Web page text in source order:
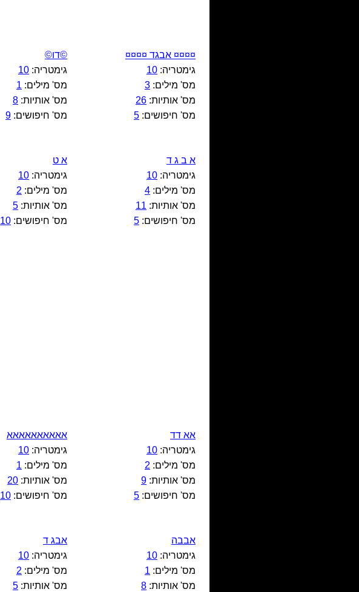
¤¤¤¤ אבגד ¤¤¤¤
גימטריה: 10
מס' מילים: 3
מס' אותיות: 26
מס' חיפושים: 5
©דו©
גימטריה: 10
מס' מילים: 1
מס' אותיות: 8
מס' חיפושים: 9
א ב ג ד
גימטריה: 10
מס' מילים: 4
מס' אותיות: 11
מס' חיפושים: 5
א ט
גימטריה: 10
מס' מילים: 2
מס' אותיות: 5
מס' חיפושים: 10
אא דד
גימטריה: 10
מס' מילים: 2
מס' אותיות: 9
מס' חיפושים: 5
אאאאאאאאאא
גימטריה: 10
מס' מילים: 1
מס' אותיות: 20
מס' חיפושים: 10
אבבה
גימטריה: 10
מס' מילים: 1
מס' אותיות: 8
אבג ד
גימטריה: 10
מס' מילים: 2
מס' אותיות: 5